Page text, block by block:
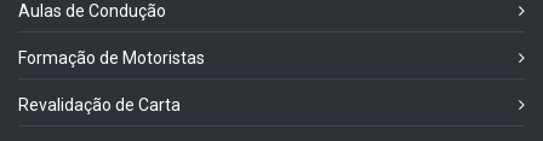
Aulas de Condução
Formação de Motoristas
Revalidação de Carta